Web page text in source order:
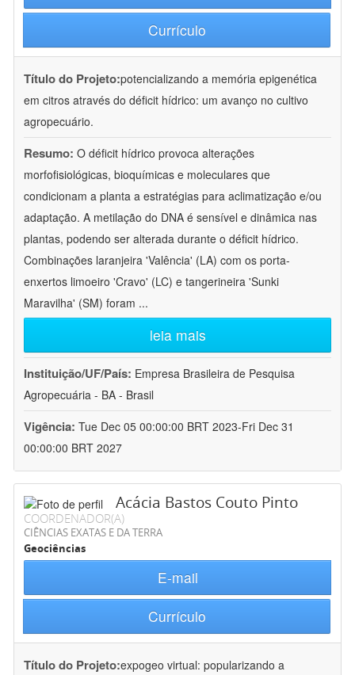
Currículo
Título do Projeto:potencializando a memória epigenética
em citros através do déficit hídrico: um avanço no cultivo
agropecuário.
Resumo: O déficit hídrico provoca alterações
morfofisiológicas, bioquímicas e moleculares que
condicionam a planta a estratégias para aclimatização e/ou
adaptação. A metilação do DNA é sensível e dinâmica nas
plantas, podendo ser alterada durante o déficit hídrico.
Combinações laranjeira 'Valência' (LA) com os porta-
enxertos limoeiro 'Cravo' (LC) e tangerineira 'Sunki
Maravilha' (SM) foram ...
leia mais
Instituição/UF/País: Empresa Brasileira de Pesquisa
Agropecuária - BA - Brasil
Vigência: Tue Dec 05 00:00:00 BRT 2023-Fri Dec 31
00:00:00 BRT 2027
Acácia Bastos Couto Pinto
COORDENADOR(A)
CIÊNCIAS EXATAS E DA TERRA
Geociências
E-mail
Currículo
Título do Projeto:expogeo virtual: popularizando a